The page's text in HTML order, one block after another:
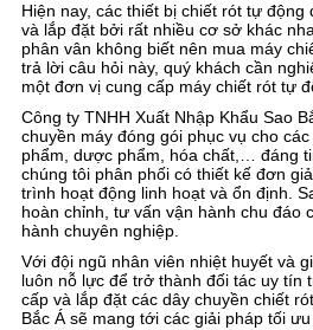
Hiện nay, các thiết bị chiết rót tự
và lắp đặt bởi rất nhiều cơ sở khác
phân vân không biết nên mua máy
trả lời câu hỏi này, quý khách cần
một đơn vị cung cấp máy chiết rót tự
Công ty TNHH Xuất Nhập Khẩu Sao
chuyền máy đóng gói phục vụ cho
phẩm, dược phẩm, hóa chất,… đáng
chúng tôi phân phối có thiết kế đơn
trình hoạt động linh hoạt và ổn định.
hoàn chỉnh, tư vấn vận hành chu đáo
hành chuyên nghiệp.
Với đội ngũ nhân viên nhiệt huyết và
luôn nỗ lực để trở thành đối tác uy tín
cấp và lắp đặt các dây chuyền chiết
Bắc Á sẽ mang tới các giải pháp tối